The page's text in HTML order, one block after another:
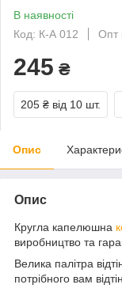
В наявності
Код: К-А 012
Опт
245 ₴
205 ₴ від 10 шт.
Опис
Опис
Кругла капелюшна
виробництво та
Велика палітра
потрібного вам